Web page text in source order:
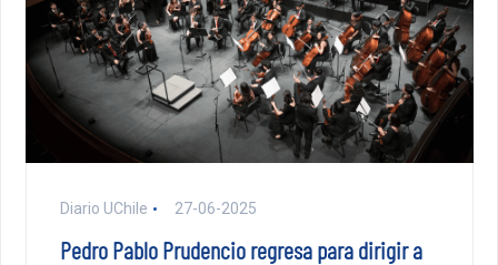
Diario UChile 27-06-2025
Pedro Pablo Prudencio regresa para dirigir a